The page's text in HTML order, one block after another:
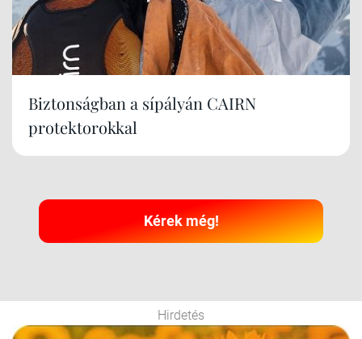
Biztonságban a sípályán CAIRN
protektorokkal
Kérek még!
Hirdetés